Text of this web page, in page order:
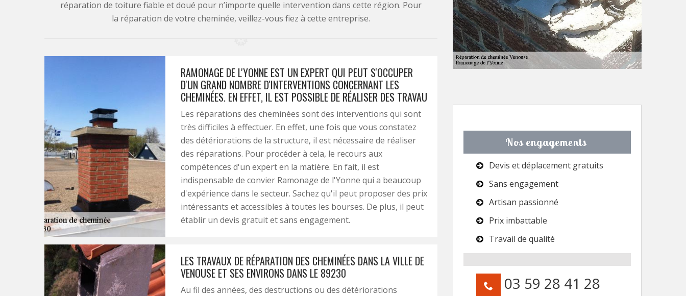
réparation de toiture fiable et doué pour n’importe quelle intervention dans cette région. Pour
la réparation de votre cheminée, veillez-vous fiez à cette entreprise.
RAMONAGE DE L'YONNE EST UN EXPERT QUI PEUT S'OCCUPER
D'UN GRAND NOMBRE D'INTERVENTIONS CONCERNANT LES
CHEMINÉES. EN EFFET, IL EST POSSIBLE DE RÉALISER DES TRAVAU
Les réparations des cheminées sont des interventions qui sont
très difficiles à effectuer. En effet, une fois que vous constatez
des détériorations de la structure, il est nécessaire de réaliser
des réparations. Pour procéder à cela, le recours aux
compétences d'un expert en la matière. En fait, il est
indispensable de convier Ramonage de l'Yonne qui a beaucoup
d'expérience dans le secteur. Sachez qu'il peut proposer des prix
intéressants et accessibles à toutes les bourses. De plus, il peut
établir un devis gratuit et sans engagement.
LES TRAVAUX DE RÉPARATION DES CHEMINÉES DANS LA VILLE DE
VENOUSE ET SES ENVIRONS DANS LE 89230
Au fil des années, des destructions ou des détériorations
Nos engagements
Devis et déplacement gratuits
Sans engagement
Artisan passionné
Prix imbattable
Travail de qualité
03 59 28 41 28